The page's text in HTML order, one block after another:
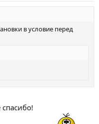
в условие перед